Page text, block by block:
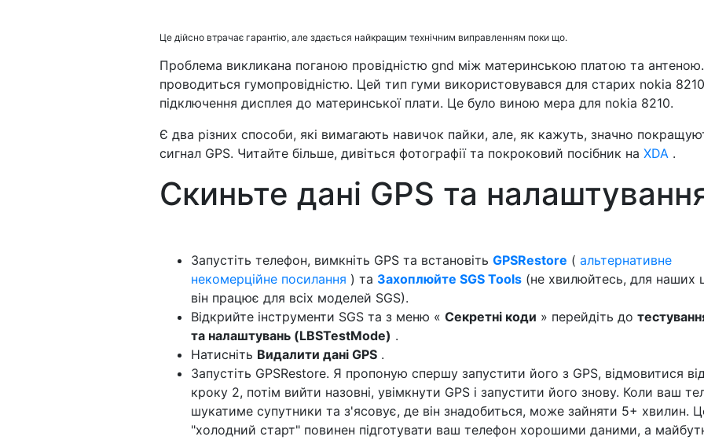
Це дійсно втрачає гарантію, але здається найкращим технічним виправленням поки що.
Проблема викликана поганою провідністю gnd між материнською платою та антеною.
проводиться гумопровідністю. Цей тип гуми використовувався для старих nokia
підключення дисплея до материнської плати. Це було виною мера для nokia 8210.
Є два різних способи, які вимагають навичок пайки, але, як кажуть, значно
сигнал GPS. Читайте більше, дивіться фотографії та покроковий посібник на XDA .
Скиньте дані GPS та
Запустіть телефон, вимкніть GPS та встановіть GPSRestore ( альтернативне
некомерційне посилання ) та Захоплюйте SGS Tools (не хвилюйтесь, для наших
він працює для всіх моделей SGS).
Відкрийте інструменти SGS та з меню « Секретні коди » перейдіть до
та налаштувань (LBSTestMode) .
Натисніть Видалити дані GPS .
Запустіть GPSRestore. Я пропоную спершу запустити його з GPS, відмовитися від
кроку 2, потім вийти назовні, увімкнути GPS і запустити його знову. Коли ваш
шукатиме супутники та з'ясовує, де він знадобиться, може зайняти 5+ хвилин.
"холодний старт" повинен підготувати ваш телефон хорошими даними, а